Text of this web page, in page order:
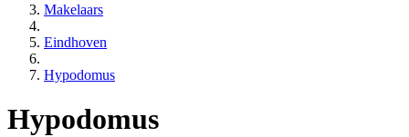
Makelaars
Eindhoven
Hypodomus
Hypodomus